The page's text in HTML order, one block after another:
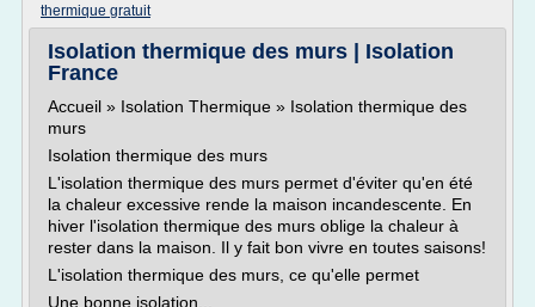
thermique gratuit
Isolation thermique des murs | Isolation
France
Accueil » Isolation Thermique » Isolation thermique des
murs
Isolation thermique des murs
L'isolation thermique des murs permet d'éviter qu'en été
la chaleur excessive rende la maison incandescente. En
hiver l'isolation thermique des murs oblige la chaleur à
rester dans la maison. Il y fait bon vivre en toutes saisons!
L'isolation thermique des murs, ce qu'elle permet
Une bonne isolation...